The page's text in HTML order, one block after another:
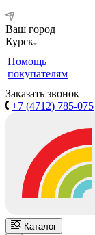
Ваш город
Курск
Помощь
покупателям
Заказать звонок
+7 (4712) 785-075
Каталог